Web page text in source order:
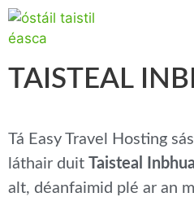
TAISTEAL
Tá Easy Travel Hosting
láthair duit
Taisteal
alt, déanfaimid plé ar an